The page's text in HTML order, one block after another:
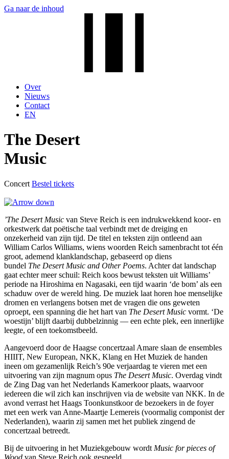
Ga naar de inhoud
Over
Nieuws
Contact
EN
The Desert
Music
Concert Bestel tickets
’The Desert Music van Steve Reich is een indrukwekkend koor- en
orkestwerk dat poëtische taal verbindt met de dreiging en
onzekerheid van zijn tijd. De titel en teksten zijn ontleend aan
William Carlos Williams, wiens woorden Reich samenbracht tot één
groot, ademend klanklandschap, gebaseerd op diens
bundel The Desert Music and Other Poems. Achter dat landschap
gaat echter meer schuil: Reich koos bewust teksten uit Williams’
periode na Hiroshima en Nagasaki, een tijd waarin ‘de bom’ als een
schaduw over de wereld hing. De muziek laat horen hoe menselijke
dromen en verlangens botsen met de vragen die ons geweten
oproept, een spanning die het hart van The Desert Music vormt. ‘De
woestijn’ blijft daarbij dubbelzinnig — een echte plek, een innerlijke
leegte, of een toekomstbeeld.
Aangevoerd door de Haagse concertzaal Amare slaan de ensembles
HIIIT, New European, NKK, Klang en Het Muziek de handen
ineen om gezamenlijk Reich’s 90e verjaardag te vieren met een
uitvoering van zijn magnum opus The Desert Music. Overdag vindt
de Zing Dag van het Nederlands Kamerkoor plaats, waarvoor
iedereen die wil zich kan inschrijven via de website van NKK. In de
avond verrast het Haags Toonkunstkoor de bezoekers in de foyer
met een werk van Anne-Maartje Lemereis (voormalig componist der
Nederlanden), waarin zij samen met het publiek zingend de
concertzaal betreedt.
Bij de uitvoering in het Muziekgebouw wordt Music for pieces of
Wood van Steve Reich ook gespeeld.